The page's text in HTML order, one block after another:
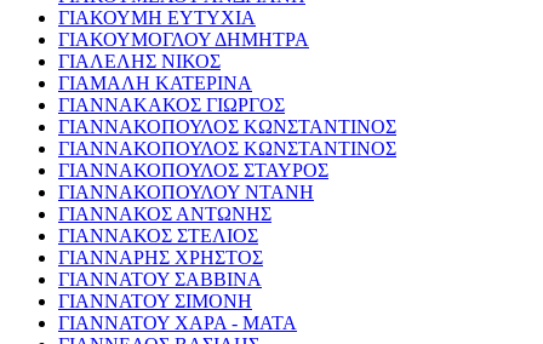
ΓΙΑΚΟΥΜΗ ΕΥΤΥΧΙΑ
ΓΙΑΚΟΥΜΟΓΛΟΥ ΔΗΜΗΤΡΑ
ΓΙΑΛΕΛΗΣ ΝΙΚΟΣ
ΓΙΑΜΑΛΗ ΚΑΤΕΡΙΝΑ
ΓΙΑΝΝΑΚΑΚΟΣ ΓΙΩΡΓΟΣ
ΓΙΑΝΝΑΚΟΠΟΥΛΟΣ ΚΩΝΣΤΑΝΤΙΝΟΣ
ΓΙΑΝΝΑΚΟΠΟΥΛΟΣ ΚΩΝΣΤΑΝΤΙΝΟΣ
ΓΙΑΝΝΑΚΟΠΟΥΛΟΣ ΣΤΑΥΡΟΣ
ΓΙΑΝΝΑΚΟΠΟΥΛΟΥ ΝΤΑΝΗ
ΓΙΑΝΝΑΚΟΣ ΑΝΤΩΝΗΣ
ΓΙΑΝΝΑΚΟΣ ΣΤΕΛΙΟΣ
ΓΙΑΝΝΑΡΗΣ ΧΡΗΣΤΟΣ
ΓΙΑΝΝΑΤΟΥ ΣΑΒΒΙΝΑ
ΓΙΑΝΝΑΤΟΥ ΣΙΜΟΝΗ
ΓΙΑΝΝΑΤΟΥ ΧΑΡΑ - ΜΑΤΑ